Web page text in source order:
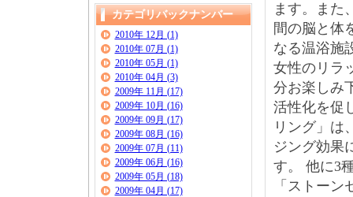
カテゴリバックナンバー
2010年 12月 (1)
2010年 07月 (1)
2010年 05月 (1)
2010年 04月 (3)
2009年 11月 (17)
2009年 10月 (16)
2009年 09月 (17)
2009年 08月 (16)
2009年 07月 (11)
2009年 06月 (16)
2009年 05月 (18)
2009年 04月 (17)
ます。また
間の脳と体
なる温浴施
女性のリラ
分お楽しみ
活性化を促
リング」は
ジング効果
す。
他に3
「ストー